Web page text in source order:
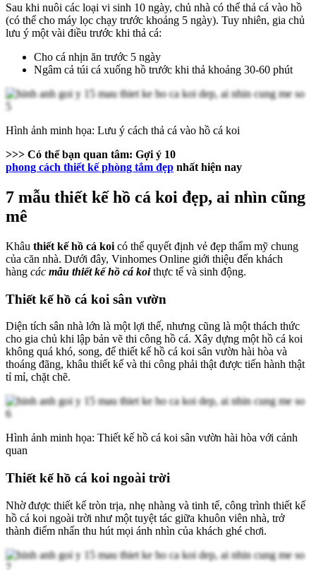
Sau khi nuôi các loại vi sinh 10 ngày, chủ nhà có thể thả cá vào hồ
(có thể cho máy lọc chạy trước khoảng 5 ngày). Tuy nhiên, gia chủ
lưu ý một vài điều trước khi thả cá:
Cho cá nhịn ăn trước 5 ngày
Ngâm cả túi cá xuống hồ trước khi thả khoảng 30-60 phút
Hình ảnh minh họa: Lưu ý cách thả cá vào hồ cá koi
>>> Có thể bạn quan tâm: Gợi ý 10
phong cách thiết kế phòng tắm đẹp nhất hiện nay
7 mẫu thiết kế hồ cá koi đẹp, ai nhìn cũng
mê
Khâu thiết kế hồ cá koi có thể quyết định vẻ đẹp thẩm mỹ chung
của căn nhà. Dưới đây, Vinhomes Online giới thiệu đến khách
hàng các mẫu thiết kế hồ cá koithực tế và sinh động.
Thiết kế hồ cá koi sân vườn
Diện tích sân nhà lớn là một lợi thế, nhưng cũng là một thách thức
cho gia chủ khi lập bản vẽ thi công hồ cá. Xây dựng một hồ cá koi
không quá khó, song, để thiết kế hồ cá koi sân vườn hài hòa và
thoáng đãng, khâu thiết kế và thi công phải thật được tiến hành thật
tỉ mỉ, chặt chẽ.
Hình ảnh minh họa: Thiết kế hồ cá koi sân vườn hài hòa với cảnh
quan
Thiết kế hồ cá koi ngoài trời
Nhờ được thiết kế tròn trịa, nhẹ nhàng và tinh tế, công trình thiết kế
hồ cá koi ngoài trời như một tuyệt tác giữa khuôn viên nhà, trở
thành điểm nhấn thu hút mọi ánh nhìn của khách ghé chơi.